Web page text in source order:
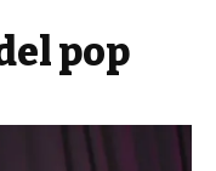
pop